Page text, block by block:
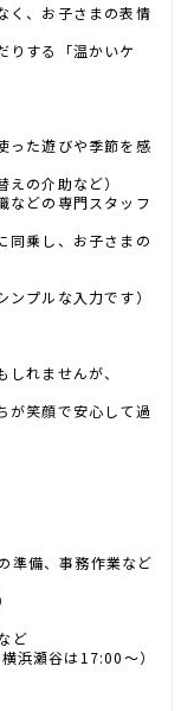
く、お子さまの表情
りする「温かいケ
った遊びや季節を感
の介助など）
などの専門スタッフ
同乗し、お子さまの
プルな入力です）
しれませんが、
が笑顔で安心して過
準備、事務作業など
ど
浜瀬谷は17:00〜）